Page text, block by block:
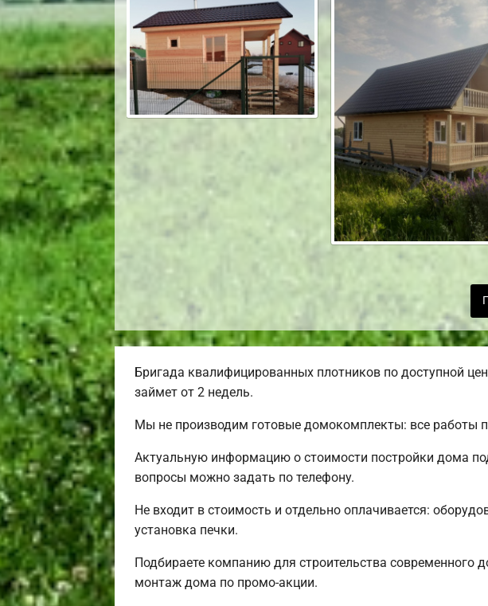
Бригада квалифицированных плотников по доступной
займет от 2 недель.
Мы не производим готовые домокомплекты: все работы
Актуальную информацию о стоимости постройки дома
вопросы можно задать по телефону.
Не входит в стоимость и отдельно оплачивается:
установка печки.
Подбираете компанию для строительства
монтаж дома по промо-акции.